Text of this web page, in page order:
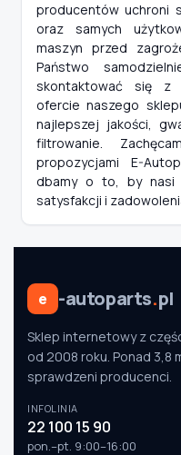
producentów uchroni
oraz samych
maszyn przed
Państwo
skontaktować się z
ofercie naszego
najlepszej jakości,
filtrowanie.
propozycjami E-
dbamy o to, by nasi
satysfakcji i
e -autoparts.pl
Sklep internetowy z
od 2008 roku. Ponad 3,8
sprawdzeni producenci.
INFOLINIA
22 100 15 90
pon.–pt. 9:00–16:00